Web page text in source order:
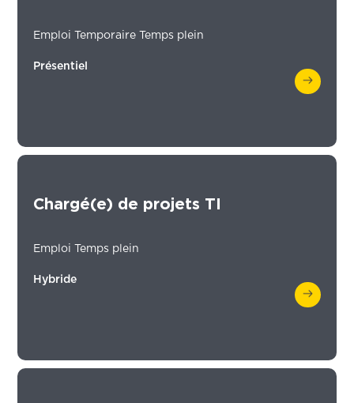
Présentiel
Emploi Temporaire Temps plein
Chargé(e) de projets TI
Hybride
Emploi Temps plein